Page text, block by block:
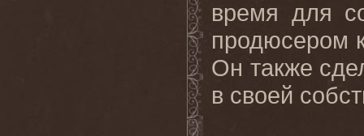
время для
продюсером
Он также
в своей